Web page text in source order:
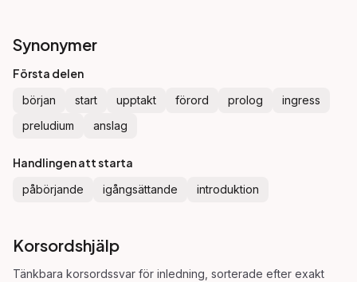
Synonymer
Första delen
början start upptakt förord prolog
ingress
preludium
anslag
Handlingen att starta
påbörjande igångsättande introduktion
Korsordshjälp
Tänkbara korsordssvar för inledning , sorterade efter exakt